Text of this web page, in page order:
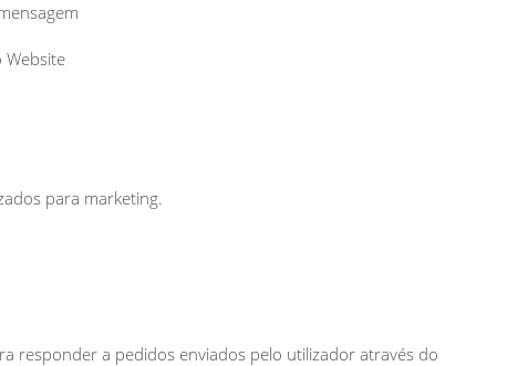
para marketing.
responder a pedidos enviados pelo utilizador através do